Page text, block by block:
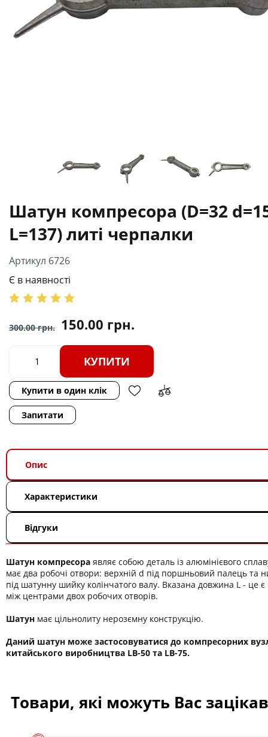
Шатун компресора (D=32
L=137) литі черпалки
Артикул 6726
Є в наявності
300.00грн. 150.00 грн.
КУПИТИ
Купити в один клік
Запитати
Опис
Характеристики
Відгуки
Шатун компресора являє собою деталь із алюмінієвого
має два робочі отвори: верхній d під поршньовий палець та
під шатунну шийку колінчатого валу. Вказана довжина L - це є
між центрами двох робочих отворів.
Шатун має цільнолиту нерозємну конструкцію.
Даний шатун може застосовуватися до компресорних
китайського виробництва LB-50 та LB-75.
Товари, які можуть Вас